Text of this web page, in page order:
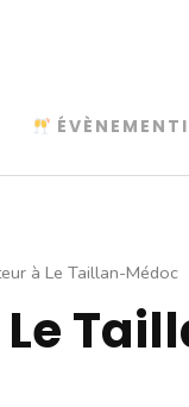
à Le Taillan-Médoc